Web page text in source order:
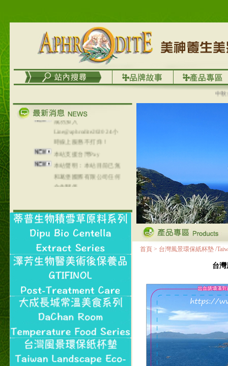
中秋優
列，可以郵寄至部分亞太
在外租屋者、居住處無管
理員、不方便在工作地點
取件者，歡迎多多使用
【郵局i郵箱】的服務喔～
【i郵箱】設立的地點，請
成功加入
Line@aphrodite2020 24小
時線上服務不打烊！
本站支援台灣Pay
本站聲明：本站目前已無
和葛堡國際有限公司任何
合作關係
本站支援支付宝
陆运费不限重量，调降为
NT$320(RMB￥71.00)
首頁 > 台灣風景環保紙杯墊 /
台灣